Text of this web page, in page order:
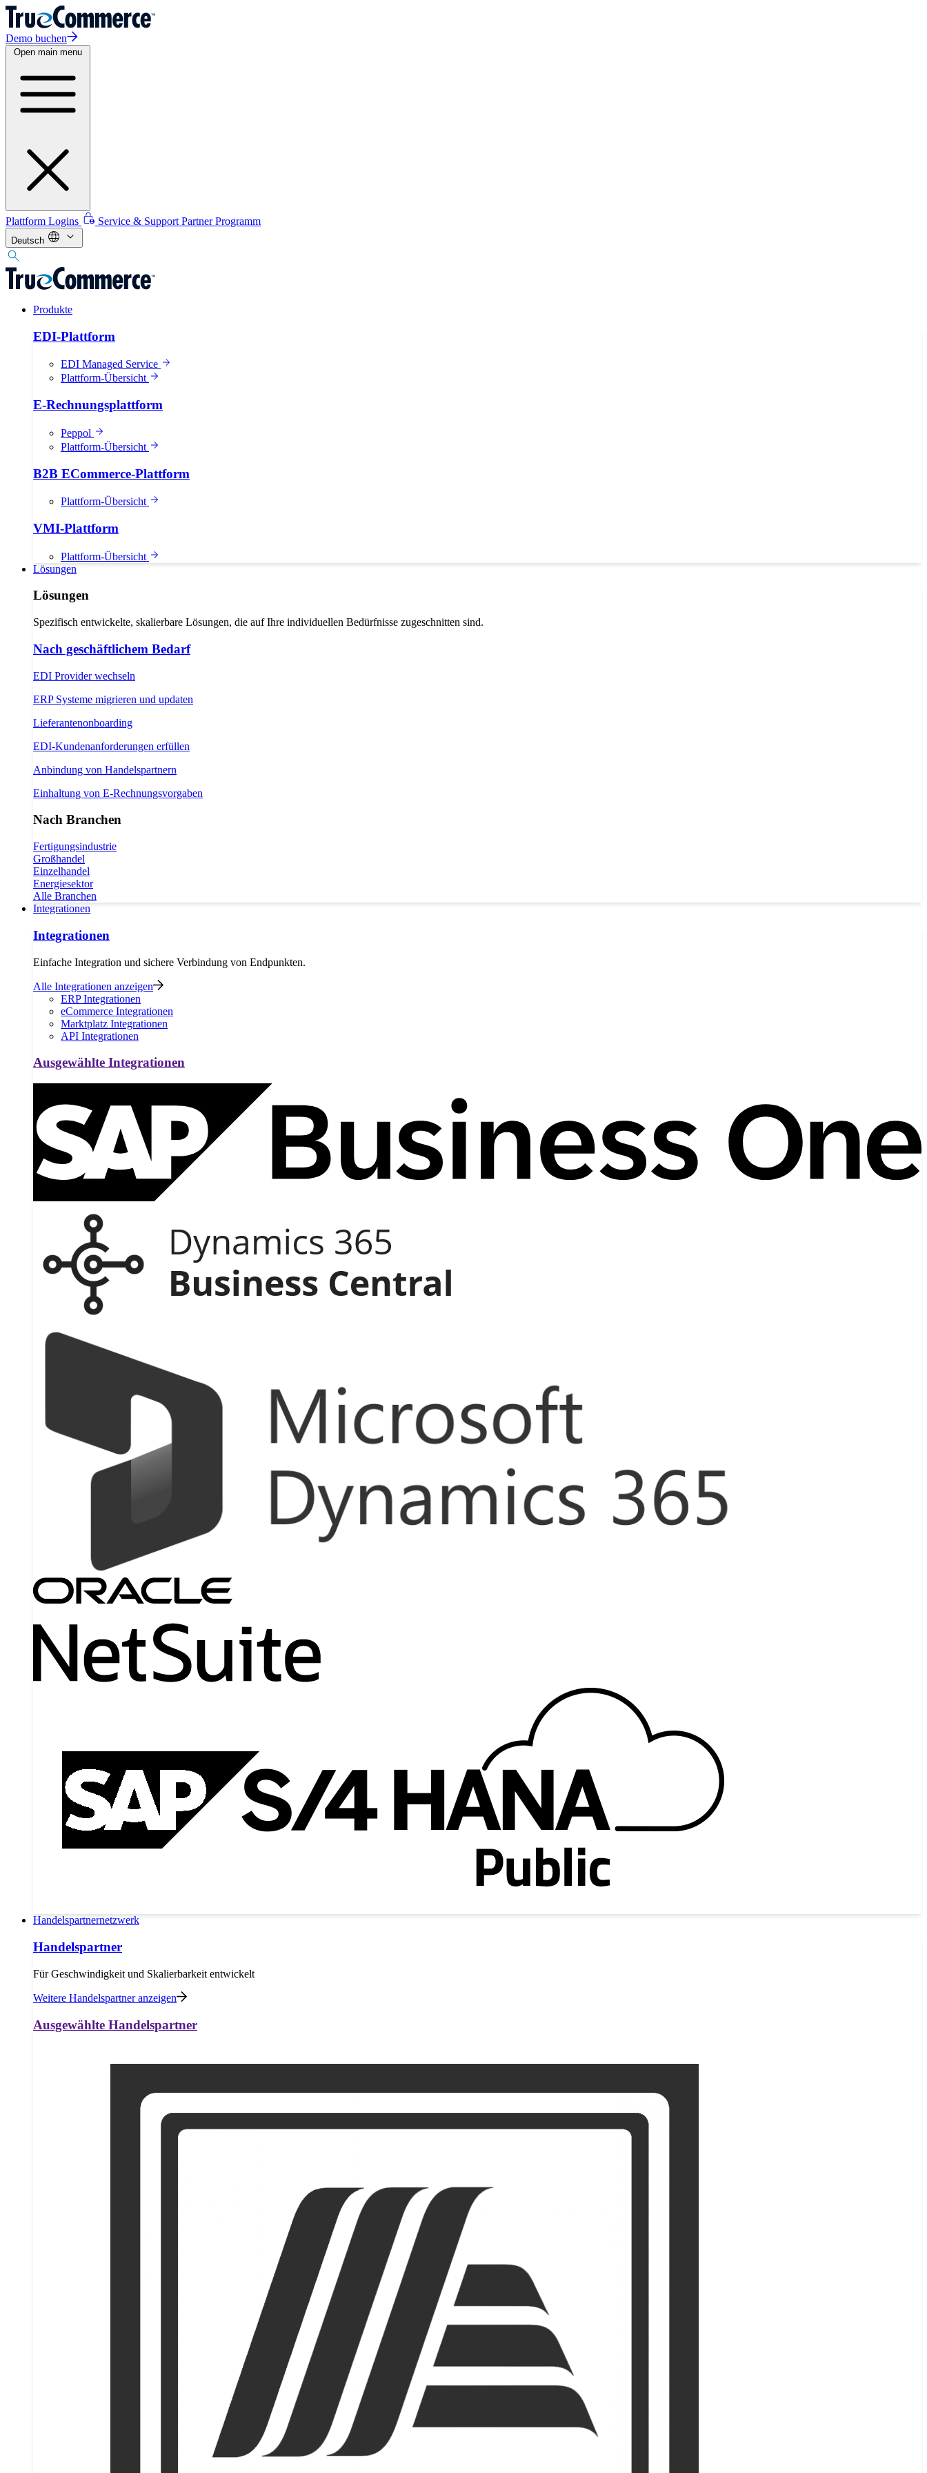
Demo buchen
Open main menu
Plattform Logins Service & Support Partner Programm
Deutsch
Produkte
EDI-Plattform
EDI Managed Service
Plattform-Übersicht
E-Rechnungsplattform
Peppol
Plattform-Übersicht
B2B ECommerce-Plattform
Plattform-Übersicht
VMI-Plattform
Plattform-Übersicht
Lösungen
Lösungen
Spezifisch entwickelte, skalierbare Lösungen, die auf Ihre individuellen Bedürfnisse zugeschnitten sind.
Nach geschäftlichem Bedarf
EDI Provider wechseln
ERP Systeme migrieren und updaten
Lieferantenonboarding
EDI-Kundenanforderungen erfüllen
Anbindung von Handelspartnern
Einhaltung von E-Rechnungsvorgaben
Nach Branchen
Fertigungsindustrie
Großhandel
Einzelhandel
Energiesektor
Alle Branchen
Integrationen
Integrationen
Einfache Integration und sichere Verbindung von Endpunkten.
Alle Integrationen anzeigen
ERP Integrationen
eCommerce Integrationen
Marktplatz Integrationen
API Integrationen
Ausgewählte Integrationen
Handelspartnernetzwerk
Handelspartner
Für Geschwindigkeit und Skalierbarkeit entwickelt
Weitere Handelspartner anzeigen
Ausgewählte Handelspartner